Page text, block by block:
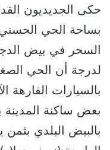
حكى الجديديون
بساحة الحي
السحر في بيض
لدرجة أن الحي
بالسيارات الفارهة
بعض ساكنة المدينة